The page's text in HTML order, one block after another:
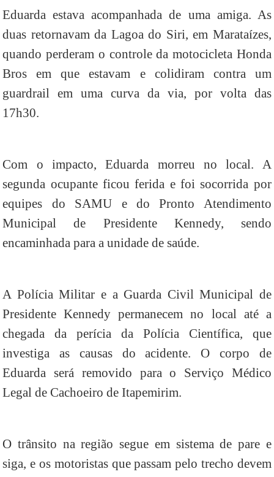
Eduarda estava acompanhada de uma amiga. As
duas retornavam da Lagoa do Siri, em Marataízes,
quando perderam o controle da motocicleta Honda
Bros em que estavam e colidiram contra um
guardrail em uma curva da via, por volta das
17h30.
Com o impacto, Eduarda morreu no local. A
segunda ocupante ficou ferida e foi socorrida por
equipes do SAMU e do Pronto Atendimento
Municipal de Presidente Kennedy, sendo
encaminhada para a unidade de saúde.
A Polícia Militar e a Guarda Civil Municipal de
Presidente Kennedy permanecem no local até a
chegada da perícia da Polícia Científica, que
investiga as causas do acidente. O corpo de
Eduarda será removido para o Serviço Médico
Legal de Cachoeiro de Itapemirim.
O trânsito na região segue em sistema de pare e
siga, e os motoristas que passam pelo trecho devem